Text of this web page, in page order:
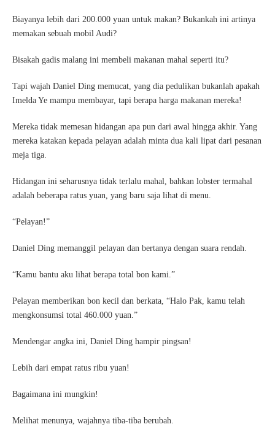
Biayanya lebih dari 200.000 yuan untuk makan? Bukankah ini artinya
memakan sebuah mobil Audi?
Bisakah gadis malang ini membeli makanan mahal seperti itu?
Tapi wajah Daniel Ding memucat, yang dia pedulikan bukanlah apakah
Imelda Ye mampu membayar, tapi berapa harga makanan mereka!
Mereka tidak memesan hidangan apa pun dari awal hingga akhir. Yang
mereka katakan kepada pelayan adalah minta dua kali lipat dari pesanan
meja tiga.
Hidangan ini seharusnya tidak terlalu mahal, bahkan lobster termahal
adalah beberapa ratus yuan, yang baru saja lihat di menu.
“Pelayan!”
Daniel Ding memanggil pelayan dan bertanya dengan suara rendah.
“Kamu bantu aku lihat berapa total bon kami.”
Pelayan memberikan bon kecil dan berkata, “Halo Pak, kamu telah
mengkonsumsi total 460.000 yuan.”
Mendengar angka ini, Daniel Ding hampir pingsan!
Lebih dari empat ratus ribu yuan!
Bagaimana ini mungkin!
Melihat menunya, wajahnya tiba-tiba berubah.